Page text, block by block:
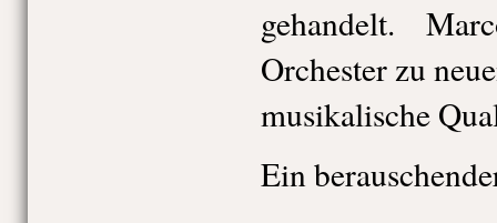
gehandelt.
Orchester zu
musikalische
Ein